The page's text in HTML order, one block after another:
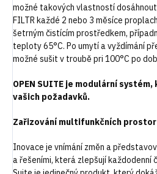
možné takových vlastností
FILTR každé 2 nebo 3 měsíce
šetrným čistícím prostředkem,
teploty 65°C. Po umytí a vyždímání
možné sušit v troubě pri 100°C po
OPEN SUITE je modulární
vašich požadavků.
Zařizování multifunkčních prostor
Inovace je vnímání změn a
a řešeními, která zlepšují každodenní